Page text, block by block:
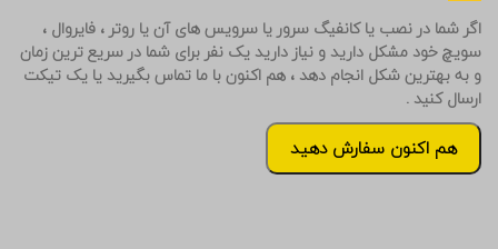
اگر شما در نصب یا کانفیگ سرور یا سرویس های آن یا روتر ، فایروال ،
سویچ خود مشکل دارید و نیاز دارید یک نفر برای شما در سریع ترین زمان
و به بهترین شکل انجام دهد ، هم اکنون با ما تماس بگیرید یا یک تیکت
ارسال کنید .
هم اکنون سفارش دهید